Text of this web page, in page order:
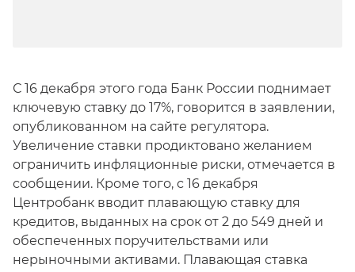
С 16 декабря этого года Банк России поднимает
ключевую ставку до 17%, говорится в заявлении,
опубликованном на сайте регулятора.
Увеличение ставки продиктовано желанием
ограничить инфляционные риски, отмечается в
сообщении. Кроме того, с 16 декабря
Центробанк вводит плавающую ставку для
кредитов, выданных на срок от 2 до 549 дней и
обеспеченных поручительствами или
нерыночными активами. Плавающая ставка